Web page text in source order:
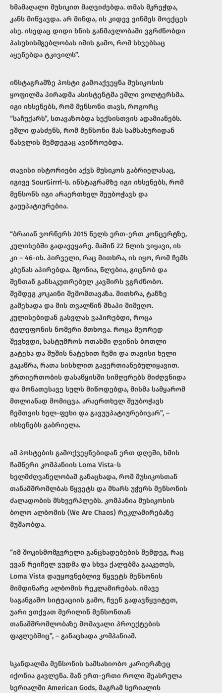
ხმამაღალი მუსიკით მაღვიძებდა. თმას მკრეჭდა,
კანს მიწვავდა. არ მინდა, ის კიდევ ვინმეს მოექცეს
ასე. ისედაც დიდი ხნის განმავლობაში ვგრძნობდი
პასუხისმგებლობას იმის გამო, რომ სხვებსაც
აყენებდა ტკივილს”.
ინსტაგრამზე პოსტი გამოაქვეყნა მუსიკოსის
ყოფილმა პირადმა ასისტენტმა ეშლი ვოლტერსმა.
იგი იხსენებს, რომ მენსონი თავს, როგორც
“საჩუქარს”, სთავაზობდა სექსისთვის ადამიანებს.
ეშლი დასძენს, რომ მენსონი მას სამსახურიდან
წასვლის შემდეგაც ავიწროებდა.
თავისი ისტორიები აქვს მუსიკოს გაბრიელასაც,
იგივე SourGirrrl-ს. ინსტაგრამზე იგი იხსენებს, რომ
მენსონს იგი არაერთხელ შეუბოჭავს და
გაუუპატიურებია.
“ბრაიან ვორნერს 2015 წელს ერთ-ერთ კონცერტზე,
კულისებში გადავეყარე. მაშინ 22 წლის ვიყავი, ის
კი – 46-ის. პირველი, რაც მითხრა, ის იყო, რომ ჩემს
კბენას აპირებდა. მგონია, წლებია, გიცნობ და
შენთან განსაკუთრებულ კავშირს ვგრძნობო.
შემდეგ კოკაინი შემომთავაზა. მითხრა, ტანზე
გამეხადა და მის თვალწინ შხაპი მიმეღო.
კულისებიდან გასვლას ვაპირებდი, როცა
ტელეფონის ნომერი მთხოვა. როცა მეორედ
შევხვდი, სასტუმროს ოთახში ღვინის ბოთლი
გატეხა და შუშის ნატეხით ჩემი და თავისი ხელი
გაკაწრა, რათა სისხლით გავერთიანებულიყავით.
ურთიერთობის დასაწყისში სიმღერებს მიძღვნიდა
და მონათესავე სულს მიწოდებდა, მისმა სამყარომ
მთლიანად მომიცვა. არაერთხელ შეუბოჭავს
ჩემთვის ხელ-ფეხი და გავუუპატიურებივარ”, –
იხსენებს გაბრიელა.
ამ პოსტების გამოქვეყნებიდან ერთ დღეში, ხმის
ჩამწერი კომპანიის Loma Vista-ს
ხელმძღვანელობამ განაცხადა, რომ მუსიკოსთან
თანამშრომლბას წყვეტს და მხარს უჭერს მენსონის
ძალადობის მსხვერპლებს. კომპანია მუსიკოსის
ბოლო ალბომის (We Are Chaos) რეკლამირებაზე
მუშაობდა.
“იმ შოკისმომგვრელი განცხადებების შემდეგ, რაც
ევან რეიჩელ ვუდმა და სხვა ქალებმა გააკეთეს,
Loma Vista დაუყოვნებლივ წყვეტს მენსონის
მიმდინარე ალბომის რეკლამირებას. იმავე
საგანგაშო სიტუაციის გამო, ჩვენ გადავწყვიტეთ,
უარი ვთქვათ მერილინ მენსონთან
თანამშრომლობაზე მომავალი პროექტების
ფაგლებშიც”, – განაცხადა კომპანიამ.
სკანდალმა მენსონის სამსახიობო კარიერაზეც
იქონია გავლენა. მან ერთ-ერთი როლი შეასრულა
სერიალში American Gods, მაგრამ სერიალის